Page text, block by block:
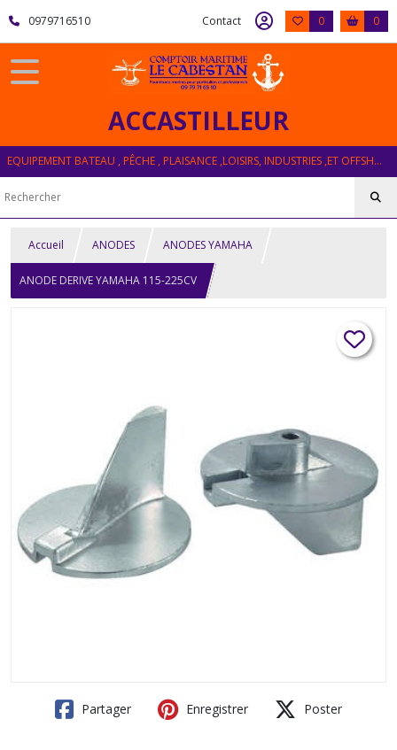
0979716510 Contact 0 0
ACCASTILLEUR
EQUIPEMENT BATEAU , PÊCHE , PLAISANCE ,LOISIRS, INDUSTRIES ,ET OFFSHORE
Accueil ANODES ANODES YAMAHA
ANODE DERIVE YAMAHA 115-225CV
Partager Enregistrer Poster